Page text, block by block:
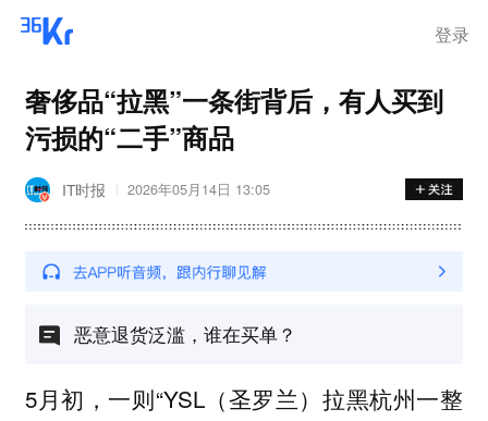
登录
奢侈品“拉黑”一条街背后，有人买到
污损的“二手”商品
IT时报 2026年05月14日 13:05
恶意退货泛滥，谁在买单？
5月初，一则“YSL（圣罗兰）拉黑杭州一整